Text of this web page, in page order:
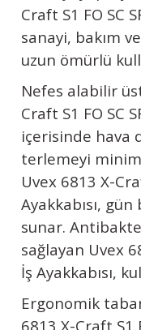
Craft S1 FO SC
sanayi, bakım
uzun ömürlü
Nefes alabilir
Craft S1 FO SC
içerisinde hava
terlemeyi
Uvex 6813 X-
Ayakkabısı,
sunar.
sağlayan Uvex
İş Ayakkabısı,
Ergonomik
6813 X-Craft S1